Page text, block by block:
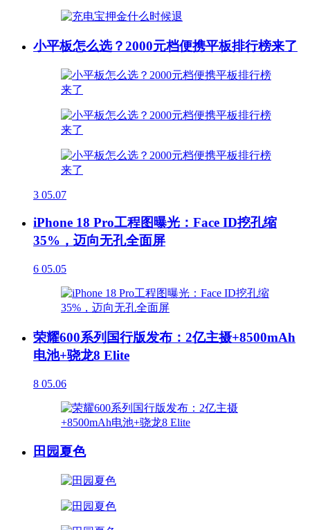
小平板怎么选？2000元档便携平板排行榜来了
3 05.07
iPhone 18 Pro工程图曝光：Face ID挖孔缩
35%，迈向无孔全面屏
6 05.05
荣耀600系列国行版发布：2亿主摄+8500mAh
电池+骁龙8 Elite
8 05.06
田园夏色